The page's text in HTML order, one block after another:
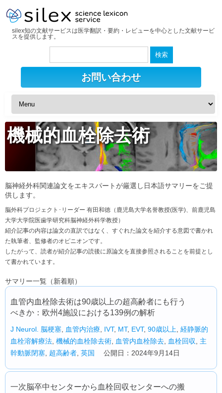
silex知の文献サービスは医学翻訳・要約・レビューを中心とした文献サービ
スを提供します。
検
お問い合わせ
機械的血栓除去術
脳神経外科関連論文をエキスパートが厳選し日本語サマリーをご提
供します。
脳外科プロジェクト･リーダー 有田和徳（鹿児島大学名誉教授(医学)、前鹿児島
大学大学院医歯学研究科脳神経外科学教授）
紹介記事の内容は論文の直訳ではなく、すぐれた論文を紹介する意図で書かれ
た執筆者、監修者のオピニオンです。
したがって、読者が紹介記事の読後に原論文を直接参照されることを前提とし
て書かれています。
サマリー一覧（新着順）
血管内血栓除去術は90歳以上の超高齢者にも行う
べきか：欧州4施設における139例の解析
J Neurol. 脳梗塞 血管内治療 IVT, MT, EVT, 90歳以上 経静脈的
血栓溶解療法 機械的血栓除去術 血管内血栓除去 血栓回収
主
幹動脈閉塞 超高齢者 英国 公開日：2024年9月14日
一次脳卒中センターから血栓回収センターへの搬